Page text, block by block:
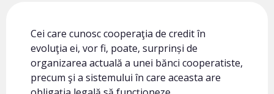
Cei care cunosc cooperaţia de credit în
evoluţia ei, vor fi, poate, surprinși de
organizarea actuală a unei bănci cooperatiste,
precum şi a sistemului în care aceasta are